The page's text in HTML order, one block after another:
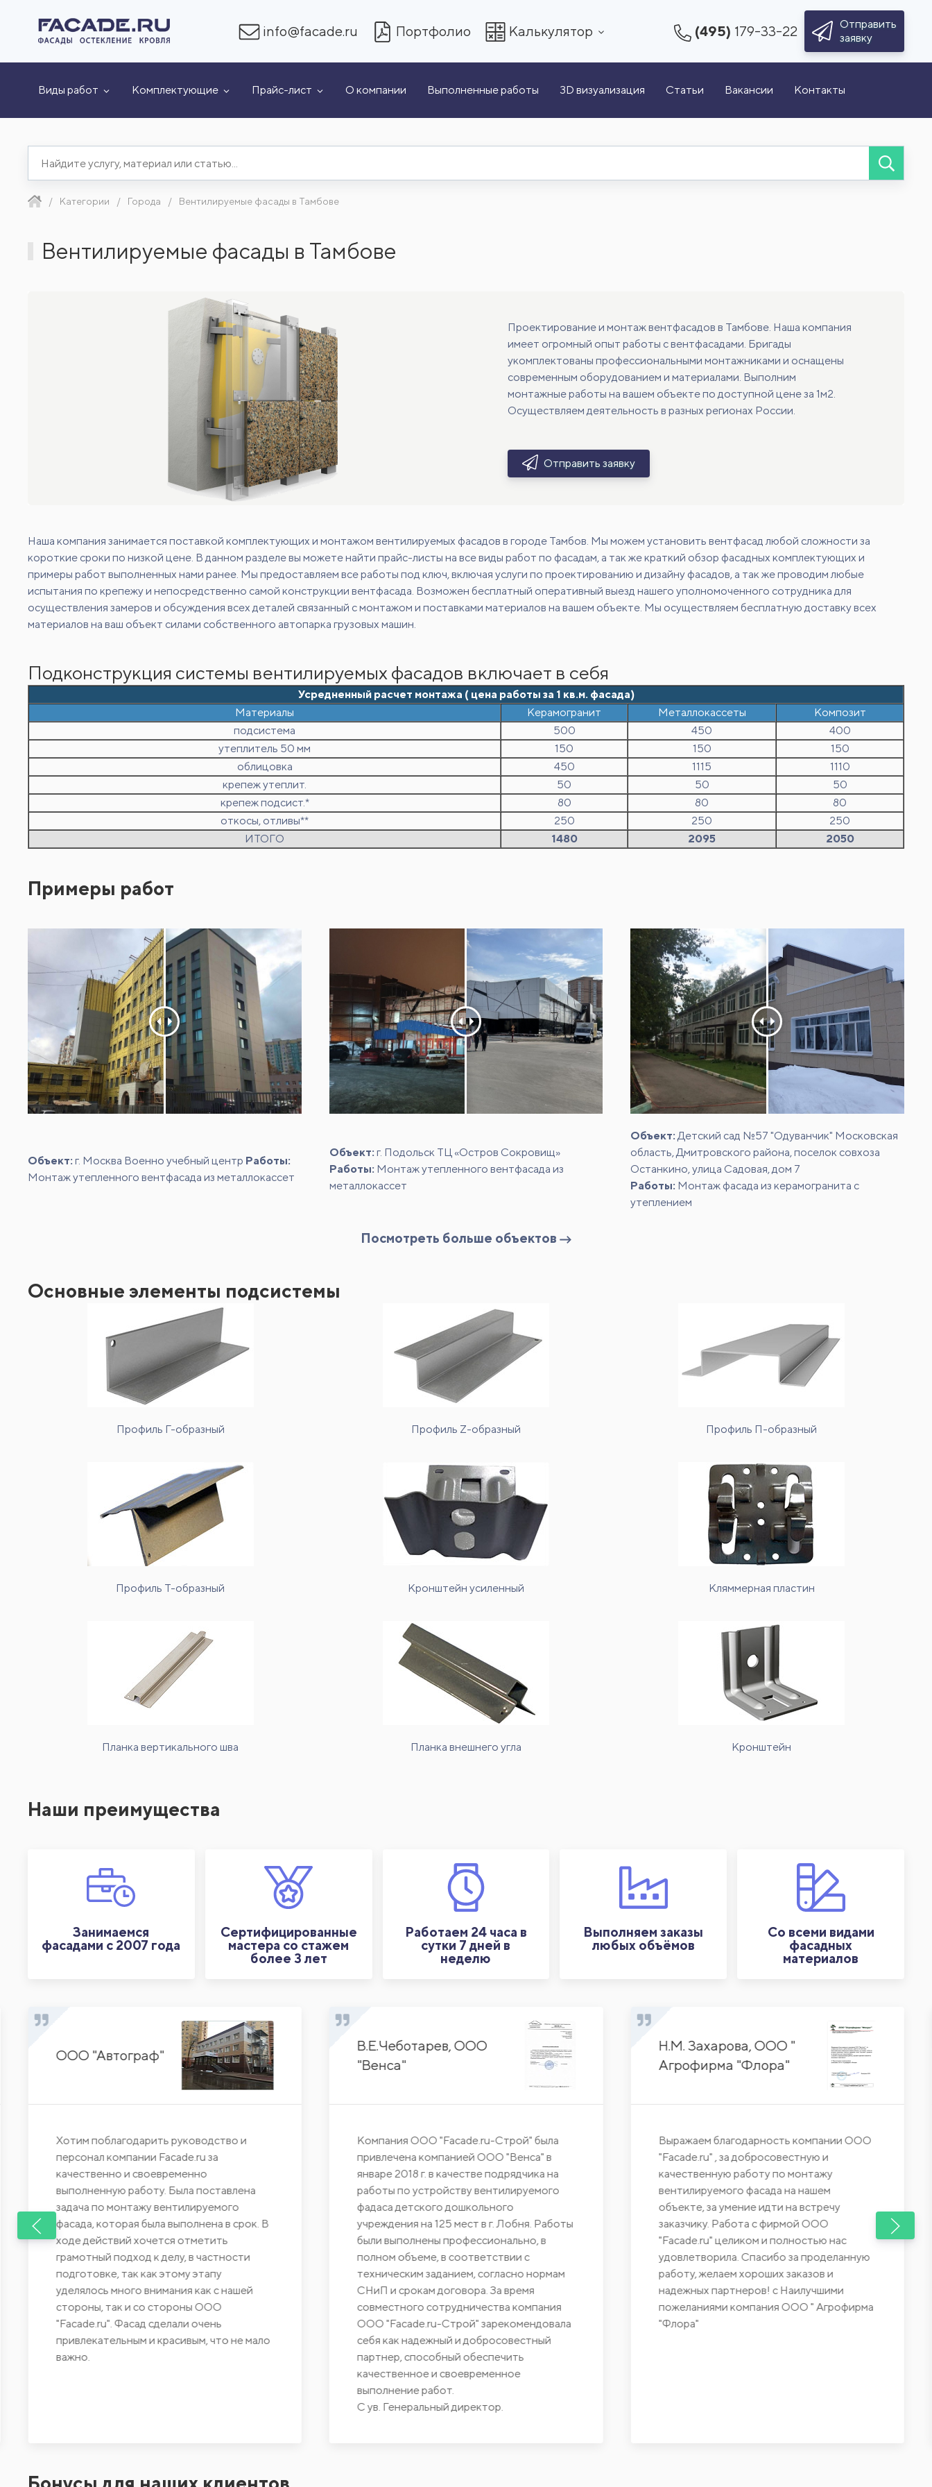
info@facade.ru Портфолио Калькулятор (495) 179-33-22
Отправить
заявку
Виды работ Комплектующие Прайс-лист О компании Выполненные работы 3D визуализация Статьи Вакансии Контакты
Категории Города Вентилируемые фасады в Тамбове
Вентилируемые фасады в Тамбове
Проектирование и монтаж вентфасадов в Тамбове. Наша компания
имеет огромный опыт работы с вентфасадами. Бригады
укомплектованы профессиональными монтажниками и оснащены
современным оборудованием и материалами. Выполним
монтажные работы на вашем объекте по доступной цене за 1м2.
Осуществляем деятельность в разных регионах России.
Отправить заявку
Наша компания занимается поставкой комплектующих и монтажом вентилируемых фасадов в городе Тамбов. Мы можем установить вентфасад любой сложности за
короткие сроки по низкой цене. В данном разделе вы можете найти прайс-листы на все виды работ по фасадам, а так же краткий обзор фасадных комплектующих и
примеры работ выполненных нами ранее. Мы предоставляем все работы под ключ, включая услуги по проектированию и дизайну фасадов, а так же проводим любые
испытания по крепежу и непосредственно самой конструкции вентфасада. Возможен бесплатный оперативный выезд нашего уполномоченного сотрудника для
осуществления замеров и обсуждения всех деталей связанный с монтажом и поставками материалов на вашем объекте. Мы осуществляем бесплатную доставку всех
материалов на ваш объект силами собственного автопарка грузовых машин.
Подконструкция системы вентилируемых фасадов включает в себя
Усредненный расчет монтажа ( цена работы за 1 кв.м. фасада)
Материалы
Керамогранит Металлокассеты
Композит
подсистема
500 450
400
утеплитель 50 мм
150 150
150
облицовка
450 1115
1110
крепеж утеплит.
50 50
50
крепеж подсист.*
80 80
80
откосы, отливы**
250 250
250
ИТОГО
1480 2095 2050
Примеры работ
Объект: г. Москва Военно учебный центр Работы:
Монтаж утепленного вентфасада из металлокассет
Объект: г. Подольск ТЦ «Остров Сокровищ»
Работы: Монтаж утепленного вентфасада из
металлокассет
Объект:Детский сад №57 "Одуванчик" Московская
область, Дмитровского района, поселок совхоза
Останкино, улица Садовая, дом 7
Работы: Монтаж фасада из керамогранита с
утеплением
Посмотреть больше объектов
Основные элементы подсистемы
Профиль Г-образный Профиль Z-образный Профиль П-образный
Профиль Т-образный Кронштейн усиленный Кляммерная пластин
Планка вертикального шва Планка внешнего угла Кронштейн
Наши преимущества
Занимаемся
фасадами с 2007 года
Сертифицированные
мастера со стажем
более 3 лет
Работаем 24 часа в
сутки 7 дней в
неделю
Выполняем заказы
любых объёмов
Со всеми видами
фасадных
материалов
В.Е.Чеботарев, ООО
"Венса"
Компания ООО "Facade.ru-Строй" была
привлечена компанией ООО "Венса" в
январе 2018 г. в качестве подрядчика на
работы по устройству вентилируемого
фадаса детского дошкольного
учреждения на 125 мест в г. Лобня. Работы
были выполнены профессионально, в
полном объеме, в соответствии с
техническим заданием, согласно нормам
СНиП и срокам договора. За время
совместного сотрудничества компания
ООО "Facade.ru-Строй" зарекомендовала
себя как надежный и добросовестный
партнер, способный обеспечить
качественное и своевременное
выполнение работ.
С ув. Генеральный директор.
Н.М. Захарова, ООО "
Агрофирма "Флора"
Выражаем благодарность компании ООО
"Facade.ru" , за добросовестную и
качественную работу по монтажу
вентилируемого фасада на нашем
объекте, за умение идти на встречу
заказчику. Работа с фирмой ООО
"Facade.ru" целиком и полностью нас
удовлетворила. Спасибо за проделанную
работу, желаем хороших заказов и
надежных партнеров! с Наилучшими
пожеланиями компания ООО " Агрофирма
"Флора"
ООО "Автограф"
Хотим поблагодарить руководство и
персонал компании Facade.ru за
качественно и своевременно
выполненную работу. Была поставлена
задача по монтажу вентилируемого
фасада, которая была выполнена в срок. В
ходе действий хочется отметить
грамотный подход к делу, в частности
подготовке, так как этому этапу
уделялось много внимания как с нашей
стороны, так и со стороны ООО
"Facade.ru". Фасад сделали очень
привлекательным и красивым, что не мало
важно.